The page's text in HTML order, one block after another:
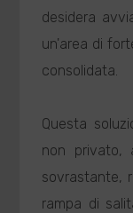
desidera
un'area di
consolidata.
Questa
non privato,
sovrastante,
rampa di